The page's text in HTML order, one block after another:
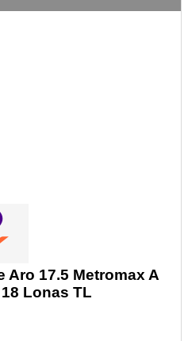
Aro 17.5 Metromax A
Lonas TL